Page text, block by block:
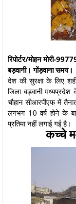
रिपोर्टर/मोहन मोरी-
बड़वानी। गोंड़वाना समय।
देश की सुरक्षा के लिए
जिला बड़वानी मध्यप्रदेश
चौहान सीआरपीएफ में
लगभग 10 वर्ष होने के
प्रतिमा नहीं लगाई गई है।
कच्चे